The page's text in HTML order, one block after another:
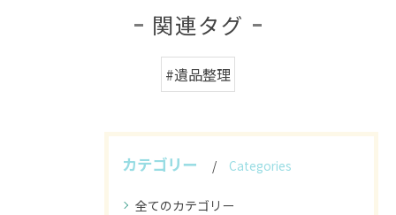
関連タグ
#遺品整理
カテゴリー Categories
全てのカテゴリー